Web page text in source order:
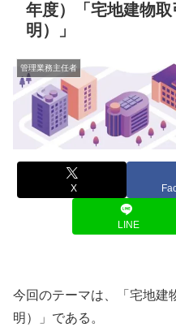
年度）「宅地建物
明）」
管理業務主任者
X
LINE
今回のテーマは、「宅地建
明）」である。